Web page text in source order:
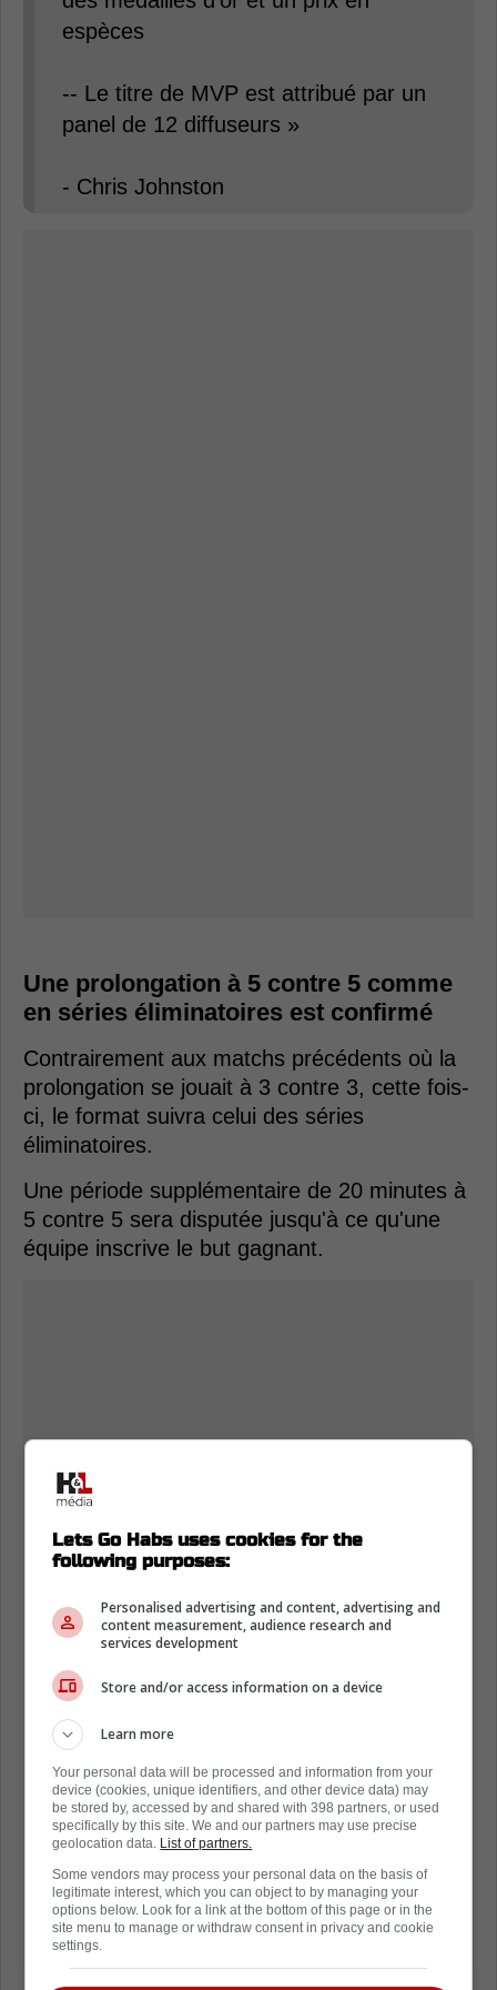
espèces
-- Le titre de MVP est attribué par un
panel de 12 diffuseurs »
- Chris Johnston
Une prolongation à 5 contre 5 comme
en séries éliminatoires est confirmé
Contrairement aux matchs précédents où la
prolongation se jouait à 3 contre 3, cette fois-
ci, le format suivra celui des séries
éliminatoires.
Une période supplémentaire de 20 minutes à
5 contre 5 sera disputée jusqu'à ce qu'une
équipe inscrive le but gagnant.
Lets Go Habs uses cookies for the
following purposes:
Personalised advertising and content, advertising and
content measurement, audience research and
services development
Store and/or access information on a device
Learn more
Your personal data will be processed and information from your
device (cookies, unique identifiers, and other device data) may
be stored by, accessed by and shared with 398 partners, or used
specifically by this site. We and our partners may use precise
geolocation data. List of partners.
Some vendors may process your personal data on the basis of
legitimate interest, which you can object to by managing your
options below. Look for a link at the bottom of this page or in the
site menu to manage or withdraw consent in privacy and cookie
settings.